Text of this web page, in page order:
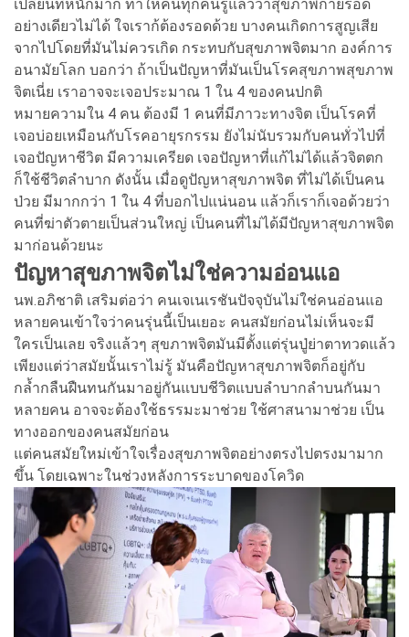
เปลี่ยนที่หนักมาก ทําให้คนทุกคนรู้แล้วว่าสุขภาพกายรอด
อย่างเดียวไม่ได้ ใจเราก้ต้องรอดด้วย บางคนเกิดการสูญเสีย
จากไปโดยที่มันไม่ควรเกิด กระทบกับสุขภาพจิตมาก องค์การ
อนามัยโลก บอกว่า ถ้าเป็นปัญหาที่มันเป็นโรคสุขภาพสุขภาพ
จิตเนี่ย เราอาจจะเจอประมาณ 1 ใน 4 ของคนปกติ
หมายความใน 4 คน ต้องมี 1 คนที่มีภาวะทางจิต เป็นโรคที่
เจอบ่อยเหมือนกับโรคอายุรกรรม ยังไม่นับรวมกับคนทั่วไปที่
เจอปัญหาชีวิต มีความเครียด เจอปัญหาที่แก้ไม่ได้แล้วจิตตก
ก็ใช้ชีวิตลำบาก ดังนั้น เมื่อดูปัญหาสุขภาพจิต ที่ไม่ได้เป็นคน
ป่วย มีมากกว่า 1 ใน 4 ที่บอกไปแน่นอน แล้วก็เราก็เจอด้วยว่า
คนที่ฆ่าตัวตายเป็นส่วนใหญ่ เป็นคนที่ไม่ได้มีปัญหาสุขภาพจิต
มาก่อนด้วยนะ
ปัญหาสุขภาพจิตไม่ใช่ความอ่อนแอ
นพ.อภิชาติ เสริมต่อว่า คนเจเนเรชันปัจจุบันไม่ใช่คนอ่อนแอ
หลายคนเข้าใจว่าคนรุ่นนี้เป็นเยอะ คนสมัยก่อนไม่เห็นจะมี
ใครเป็นเลย จริงแล้วๆ สุขภาพจิตมันมีตั้งแต่รุ่นปู่ย่าตาทวดแล้ว
เพียงแต่ว่าสมัยนั้นเราไม่รู้ มันคือปัญหาสุขภาพจิตก็อยู่กับ
กล้ำกลืนฝืนทนกันมาอยู่กันแบบชีวิตแบบลําบากลําบนกันมา
หลายคน อาจจะต้องใช้ธรรมะมาช่วย ใช้ศาสนามาช่วย เป็น
ทางออกของคนสมัยก่อน
แต่คนสมัยใหม่เข้าใจเรื่องสุขภาพจิตอย่างตรงไปตรงมามาก
ขึ้น โดยเฉพาะในช่วงหลังการระบาดของโควิด